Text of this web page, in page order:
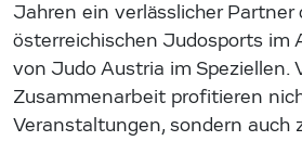
Jahren ein verlässlicher Partner
österreichischen Judosports im
von Judo Austria im Speziellen.
Zusammenarbeit profitieren
Veranstaltungen, sondern auch